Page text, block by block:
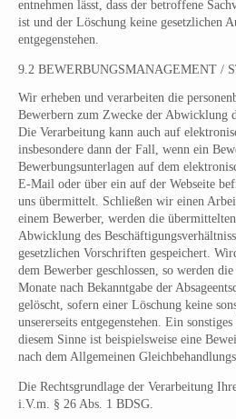
entnehmen lässt, dass der betroffene
ist und der Löschung keine gesetzlichen
entgegenstehen.
9.2 BEWERBUNGSMANAGEMENT /
Wir erheben und verarbeiten die
Bewerbern zum Zwecke der Abwicklung
Die Verarbeitung kann auch auf
insbesondere dann der Fall, wenn ein
Bewerbungsunterlagen auf dem
E-Mail oder über ein auf der Webseite
uns übermittelt. Schließen wir einen
einem Bewerber, werden die
Abwicklung des
gesetzlichen Vorschriften gespeichert.
dem Bewerber geschlossen, so werden
Monate nach Bekanntgabe der
gelöscht, sofern einer Löschung keine
unsererseits entgegenstehen. Ein
diesem Sinne ist beispielsweise eine
nach dem Allgemeinen
Die Rechtsgrundlage der Verarbeitung
i.V.m. § 26 Abs. 1 BDSG.